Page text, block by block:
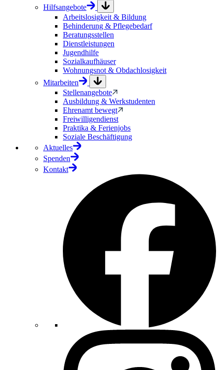
Hilfsangebote
Arbeitslosigkeit & Bildung
Behinderung & Pflegebedarf
Beratungsstellen
Dienstleistungen
Jugendhilfe
Sozialkaufhäuser
Wohnungsnot & Obdachlosigkeit
Mitarbeiten
Stellenangebote
Ausbildung & Werkstudenten
Ehrenamt bewegt
Freiwilligendienst
Praktika & Ferienjobs
Soziale Beschäftigung
Aktuelles
Spenden
Kontakt